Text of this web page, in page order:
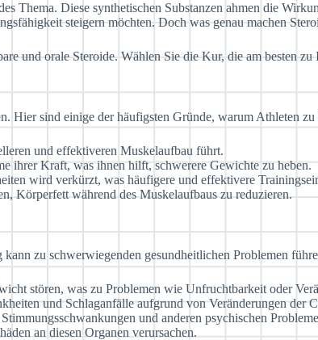
Thema. Diese synthetischen Substanzen ahmen die
steigern möchten. Doch was genau machen
und orale Steroide. Wählen Sie die Kur, die am besten zu
Hier sind einige der häufigsten Gründe, warum Athleten
und effektiveren Muskelaufbau führt.
ihrer Kraft, was ihnen hilft, schwerere Gewichte zu heben.
wird verkürzt, was häufigere und effektivere
Körperfett während des Muskelaufbaus zu reduzieren.
zu schwerwiegenden gesundheitlichen Problemen
stören, was zu Problemen wie Unfruchtbarkeit oder
und Schlaganfälle aufgrund von Veränderungen der
und anderen psychischen
an diesen Organen verursachen.